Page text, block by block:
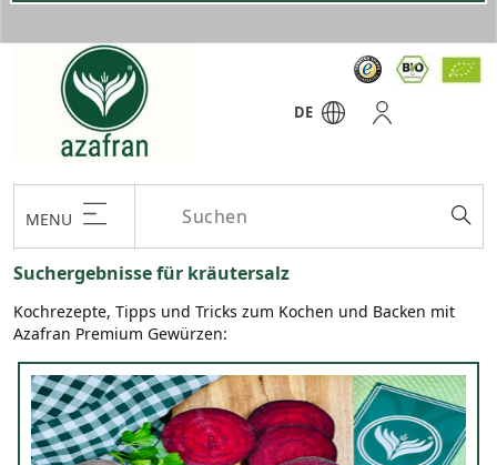
DE
MENU
Suchergebnisse für kräutersalz
Kochrezepte, Tipps und Tricks zum Kochen und Backen mit
Azafran Premium Gewürzen: